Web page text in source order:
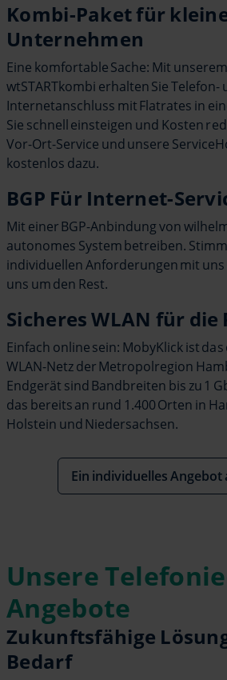
Kombi-Paket für
Unternehmen
Eine komfortable Sache: Mit
wtSTARTkombi erhalten Sie Telefon-
Internetanschluss mit Flatrates in
Sie schnell einsteigen und Kosten
Vor-Ort-Service und unsere
kostenlos dazu.
BGP Für Internet-
Mit einer BGP-Anbindung von
autonomes System betreiben.
individuellen Anforderungen mit uns
uns um den Rest.
Sicheres WLAN für die
Einfach online sein: MobyKlick ist
WLAN-Netz der Metropolregion
Endgerät sind Bandbreiten bis zu 1
das bereits an rund 1.400 Orten in
Holstein und Niedersachsen.
Ein individuelles
Unsere
Angebote
Zukunftsfähige
Bedarf